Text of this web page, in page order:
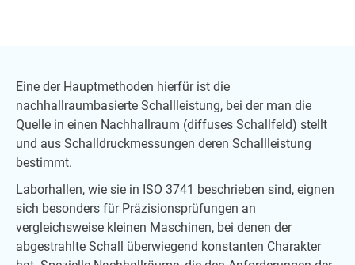
Eine der Hauptmethoden hierfür ist die
nachhallraumbasierte Schallleistung, bei der man die
Quelle in einen Nachhallraum (diffuses Schallfeld) stellt
und aus Schalldruckmessungen deren Schallleistung
bestimmt.
Laborhallen, wie sie in ISO 3741 beschrieben sind, eignen
sich besonders für Präzisionsprüfungen an
vergleichsweise kleinen Maschinen, bei denen der
abgestrahlte Schall überwiegend konstanten Charakter